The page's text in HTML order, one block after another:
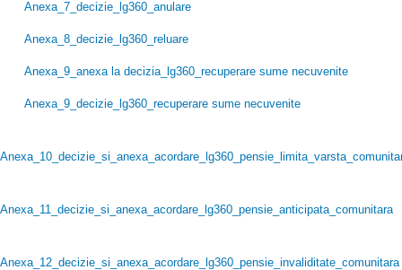
Anexa_7_decizie_lg360_anulare
Anexa_8_decizie_lg360_reluare
Anexa_9_anexa la decizia_lg360_recuperare sume necuvenite
Anexa_9_decizie_lg360_recuperare sume necuvenite
Anexa_11_decizie_si_anexa_acordare_lg360_pensie_anticipata_comunitara
Anexa_12_decizie_si_anexa_acordare_lg360_pensie_invaliditate_comunitara